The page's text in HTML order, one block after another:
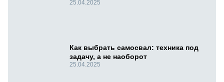
25.04.2025
Как выбрать самосвал: техника под
задачу, а не наоборот
25.04.2025